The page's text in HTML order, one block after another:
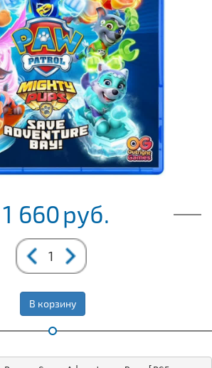
1 660руб.
В корзину